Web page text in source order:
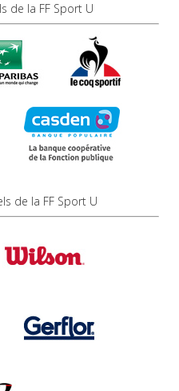
de la FF Sport U
de la FF Sport U